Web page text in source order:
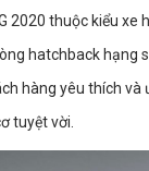
2020 thuộc kiểu xe
hatchback hạng
hàng yêu thích và
tuyệt vời.